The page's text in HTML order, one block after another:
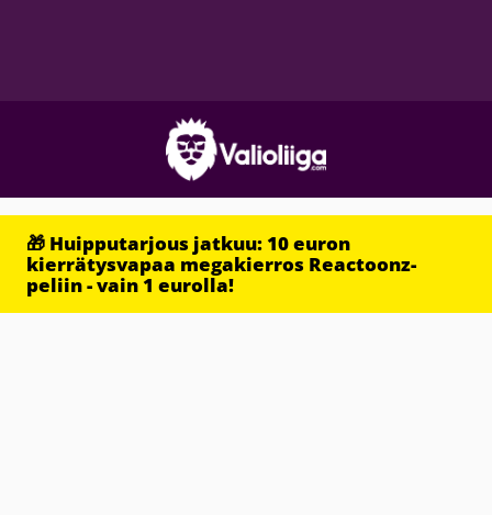
🎁 Huipputarjous jatkuu: 10 euron
kierrätysvapaa megakierros Reactoonz-
peliin - vain 1 eurolla!